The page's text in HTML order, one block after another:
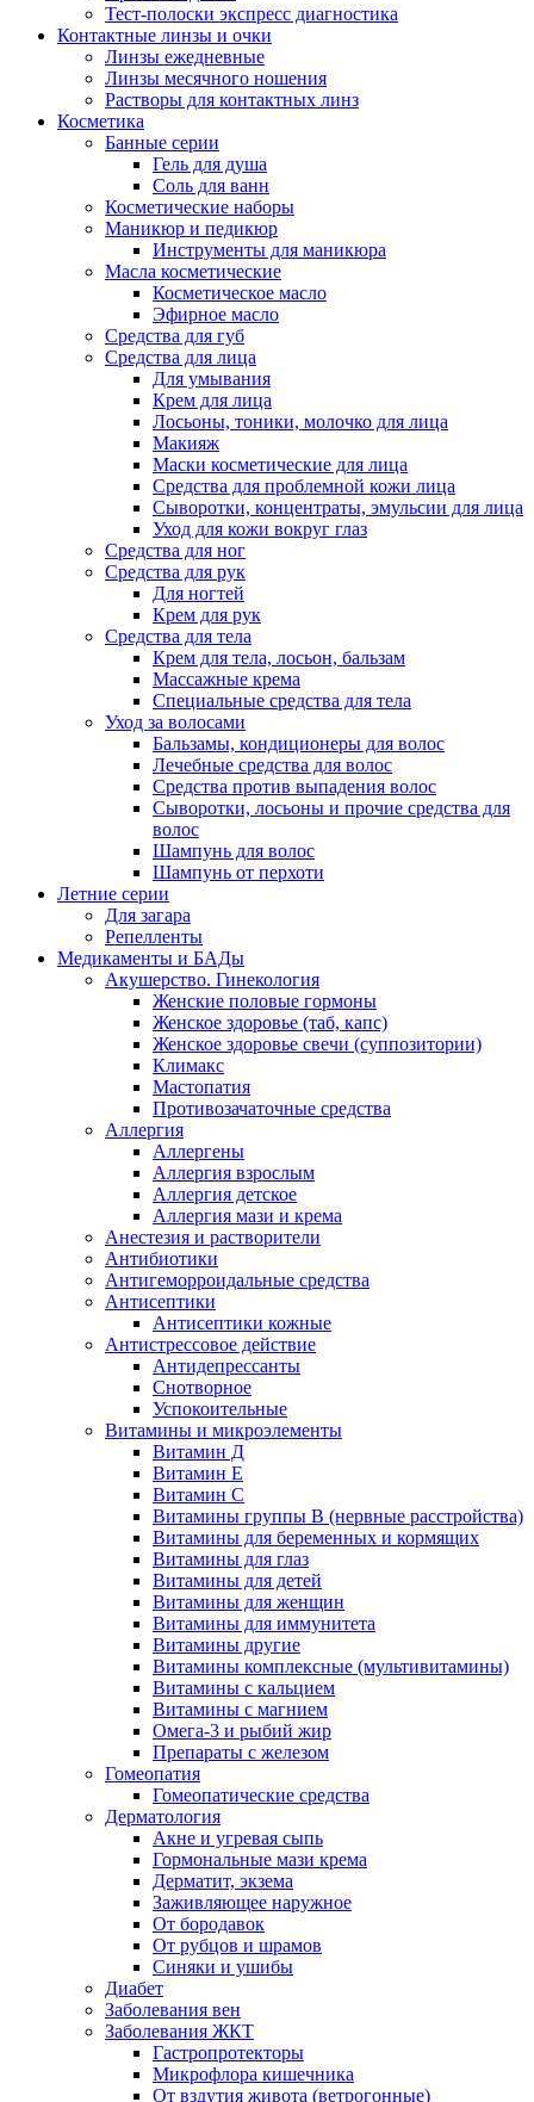
Тест-полоски экспресс диагностика
Контактные линзы и очки
Линзы ежедневные
Линзы месячного ношения
Растворы для контактных линз
Косметика
Банные серии
Гель для душа
Соль для ванн
Косметические наборы
Маникюр и педикюр
Инструменты для маникюра
Масла косметические
Косметическое масло
Эфирное масло
Средства для губ
Средства для лица
Для умывания
Крем для лица
Лосьоны, тоники, молочко для лица
Макияж
Маски косметические для лица
Средства для проблемной кожи лица
Сыворотки, концентраты, эмульсии для лица
Уход для кожи вокруг глаз
Средства для ног
Средства для рук
Для ногтей
Крем для рук
Средства для тела
Крем для тела, лосьон, бальзам
Массажные крема
Специальные средства для тела
Уход за волосами
Бальзамы, кондиционеры для волос
Лечебные средства для волос
Средства против выпадения волос
Сыворотки, лосьоны и прочие средства для
волос
Шампунь для волос
Шампунь от перхоти
Летние серии
Для загара
Репелленты
Медикаменты и БАДы
Акушерство. Гинекология
Женские половые гормоны
Женское здоровье (таб, капс)
Женское здоровье свечи (суппозитории)
Климакс
Мастопатия
Противозачаточные средства
Аллергия
Аллергены
Аллергия взрослым
Аллергия детское
Аллергия мази и крема
Анестезия и растворители
Антибиотики
Антигеморроидальные средства
Антисептики
Антисептики кожные
Антистрессовое действие
Антидепрессанты
Снотворное
Успокоительные
Витамины и микроэлементы
Витамин Д
Витамин Е
Витамин С
Витамины группы В (нервные расстройства)
Витамины для беременных и кормящих
Витамины для глаз
Витамины для детей
Витамины для женщин
Витамины для иммунитета
Витамины другие
Витамины комплексные (мультивитамины)
Витамины с кальцием
Витамины с магнием
Омега-3 и рыбий жир
Препараты с железом
Гомеопатия
Гомеопатические средства
Дерматология
Акне и угревая сыпь
Гормональные мази крема
Дерматит, экзема
Заживляющее наружное
От бородавок
От рубцов и шрамов
Синяки и ушибы
Диабет
Заболевания вен
Заболевания ЖКТ
Гастропротекторы
Микрофлора кишечника
От вздутия живота (ветрогонные)